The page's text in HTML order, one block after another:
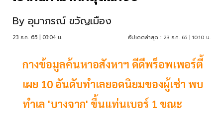
By อุมาภรณ์ ขวัญเมือง
23 ธ.ค. 65 | 03:04 น. อัปเดตล่าสุด : 23 ธ.ค. 65 | 10:10 น.
กางข้อมูลค้นหาอสังหาฯ ดีดีพร็อพเพอร์ตี้
เผย 10 อันดับทำเลยอดนิยมของผู้เช่า พบ
ทำเล 'บางจาก' ขึ้นแท่นเบอร์ 1 ขณะ